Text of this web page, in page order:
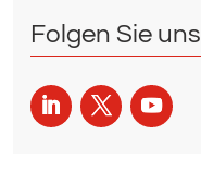
Folgen Sie uns